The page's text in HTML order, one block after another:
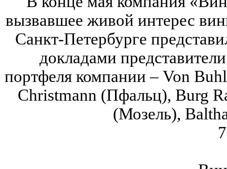
вызвавшее живой интерес
Санкт-Петербурге
докладами
портфеля компании – Von
Christmann (Пфальц), Burg
(Мозель),